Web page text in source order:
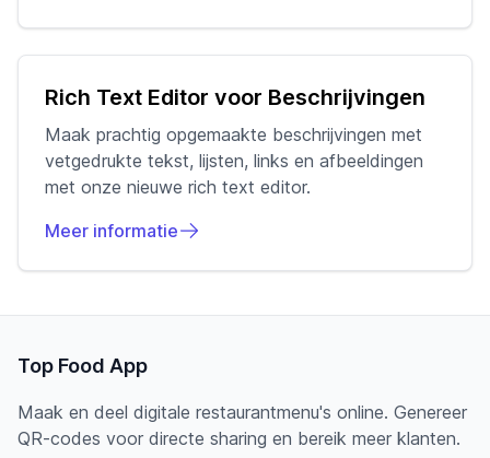
Rich Text Editor voor Beschrijvingen
Maak prachtig opgemaakte beschrijvingen met
vetgedrukte tekst, lijsten, links en afbeeldingen
met onze nieuwe rich text editor.
Meer informatie
Top Food App
Maak en deel digitale restaurantmenu's online. Genereer
QR-codes voor directe sharing en bereik meer klanten.